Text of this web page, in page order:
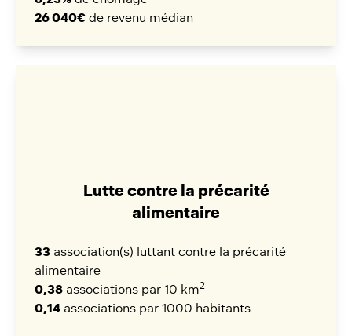
26 040€ de revenu médian
Lutte contre la précarité
alimentaire
33 association(s) luttant contre la précarité
alimentaire
0,38 associations par 10 km2
0,14 associations par 1000 habitants